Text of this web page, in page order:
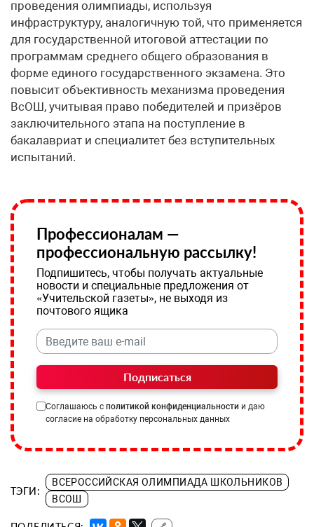
проведения олимпиады, используя
инфраструктуру, аналогичную той, что применяется
для государственной итоговой аттестации по
программам среднего общего образования в
форме единого государственного экзамена. Это
повысит объективность механизма проведения
ВсОШ, учитывая право победителей и призёров
заключительного этапа на поступление в
бакалавриат и специалитет без вступительных
испытаний.
Профессионалам —
профессиональную рассылку!
Подпишитесь, чтобы получать актуальные
новости и специальные предложения от
«Учительской газеты», не выходя из
почтового ящика
Подписаться
Соглашаюсь с политикой конфиденциальности и даю
согласие на обработку персональных данных
ТЭГИ:
ВСЕРОССИЙСКАЯ ОЛИМПИАДА ШКОЛЬНИКОВ
ВСОШ